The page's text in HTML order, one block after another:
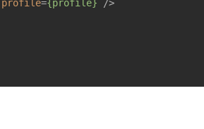
profile={profile} />